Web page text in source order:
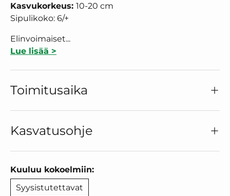
Kasvukorkeus: 10-20 cm
Sipulikoko: 6/+
Elinvoimaiset...
Lue lisää >
Toimitusaika
Kasvatusohje
Kuuluu kokoelmiin:
Syysistutettavat